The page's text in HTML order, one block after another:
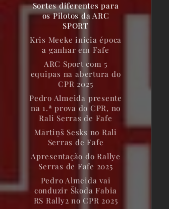
Sortes diferentes para
os Pilotos da ARC
SPORT
Kris Meeke inicia época
a ganhar em Fafe
ARC Sport com 5
equipas na abertura do
CPR 2025
Pedro Almeida presente
na 1.ª prova do CPR, no
Rali Serras de Fafe
Mārtiņš Sesks no Rali
Serras de Fafe
Apresentação do Rallye
Serras de Fafe 2025
Pedro Almeida vai
conduzir Škoda Fabia
RS Rally2 no CPR 2025